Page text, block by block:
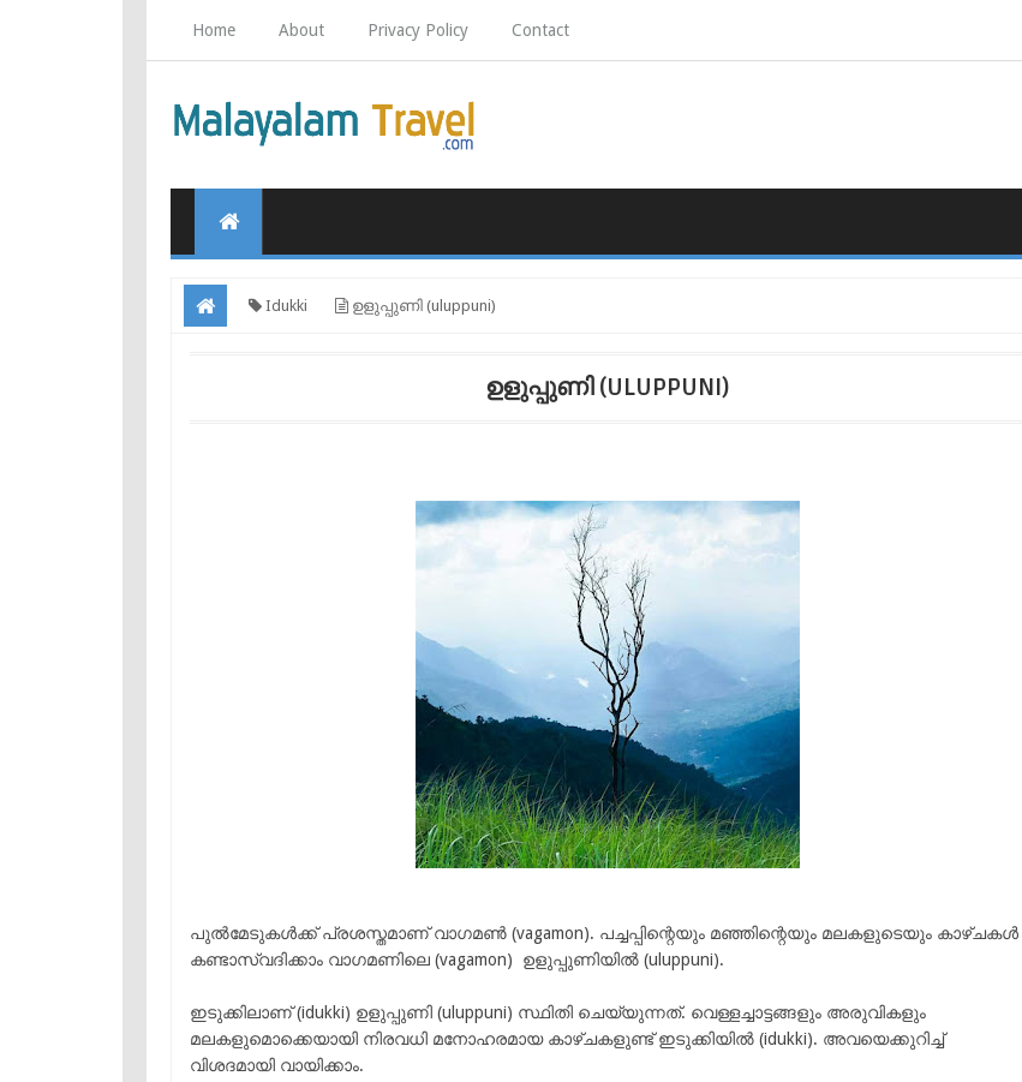
Home About Privacy Policy Contact
Idukki ഉളുപ്പുണി (uluppuni)
ഉളുപ്പുണി (ULUPPUNI)
പുൽമേടുകൾക്ക് പ്രശസ്തമാണ് വാഗമൺ (vagamon). പച്ചപ്പിന്റെയും മഞ്ഞിന്റെയും മലകളുടെയും കാഴ്ചകൾ
കണ്ടാസ്വദിക്കാം വാഗമണിലെ (vagamon) ഉളുപ്പുണിയിൽ (uluppuni).
ഇടുക്കിലാണ് (idukki) ഉളുപ്പുണി (uluppuni) സ്ഥിതി ചെയ്യുന്നത്. വെള്ളച്ചാട്ടങ്ങളും അരുവികളും
മലകളുമൊക്കെയായി നിരവധി മനോഹരമായ കാഴ്ചകളുണ്ട് ഇടുക്കിയിൽ (idukki). അവയെക്കുറിച്ച്
വിശദമായി വായിക്കാം.